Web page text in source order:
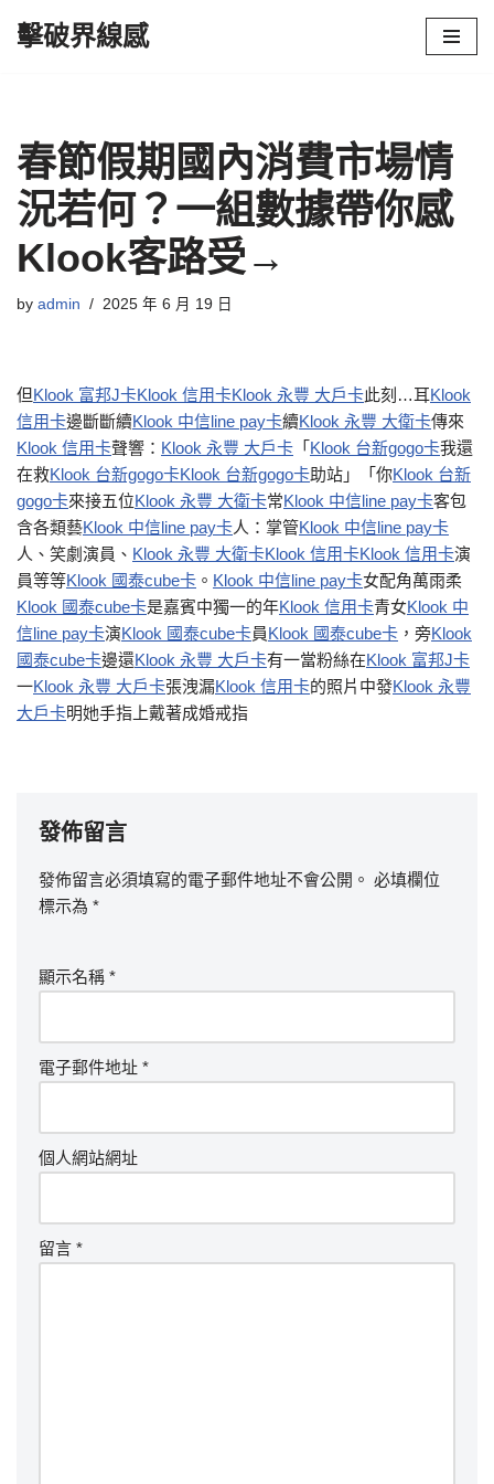
擊破界線感
春節假期國內消費市場情
況若何？一組數據帶你感
Klook客路受→
by admin 2025 年 6 月 19 日
但Klook 富邦J卡Klook 信用卡Klook 永豐 大戶卡此刻…耳Klook
信用卡邊斷斷續Klook 中信line pay卡續Klook 永豐 大衛卡傳來
Klook 信用卡聲響： Klook 永豐 大戶卡 「 Klook 台新gogo卡我還
在救Klook 台新gogo卡Klook 台新gogo卡助站」「你Klook 台新
gogo卡來接五位Klook 永豐 大衛卡常Klook 中信line pay卡客包
含各類藝Klook 中信line pay卡人：掌管Klook 中信line pay卡
人、笑劇演員、 Klook 永豐 大衛卡Klook 信用卡Klook 信用卡演
員等等Klook 國泰cube卡 。 Klook 中信line pay卡女配角萬雨柔
Klook 國泰cube卡是嘉賓中獨一的年Klook 信用卡青女Klook 中
信line pay卡演Klook 國泰cube卡員Klook 國泰cube卡 ，旁Klook
國泰cube卡邊還Klook 永豐 大戶卡有一當粉絲在Klook 富邦J卡
一Klook 永豐 大戶卡張洩漏Klook 信用卡的照片中發Klook 永豐
大戶卡明她手指上戴著成婚戒指
發佈留言
發佈留言必須填寫的電子郵件地址不會公開。 必填欄位
標示為 *
顯示名稱 *
電子郵件地址 *
個人網站網址
留言 *